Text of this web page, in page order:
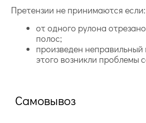
Претензии не принимаются если:
от одного рулона
полос;
произведен неправильный
этого возникли проблемы
Самовывоз